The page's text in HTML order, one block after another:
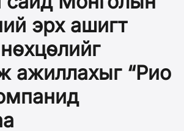
эрх ашигт
ажиллахыг “Рио